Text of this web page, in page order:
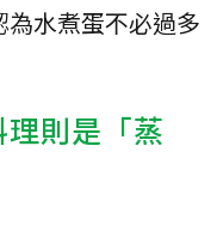
水煮蛋不必過多
則是「蒸